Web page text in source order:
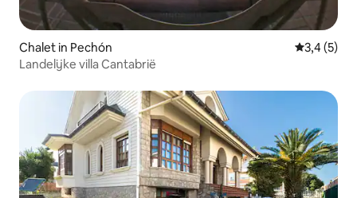
Chalet in Pechón
3,4 (5)
Landelijke villa Cantabrië